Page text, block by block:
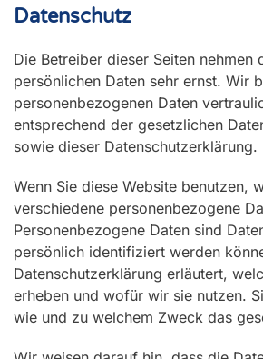
Datenschutz
Die Betreiber dieser Seiten nehmen
persönlichen Daten sehr ernst. Wir
personenbezogenen Daten
entsprechend der gesetzlichen
sowie dieser Datenschutzerklärung.
Wenn Sie diese Website benutzen,
verschiedene personenbezogene
Personenbezogene Daten sind
persönlich identifiziert werden
Datenschutzerklärung erläutert,
erheben und wofür wir sie nutzen.
wie und zu welchem Zweck das